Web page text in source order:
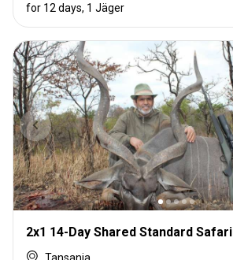
for 12 days, 1 Jäger
2x1 14-Day Shared Standard Safari